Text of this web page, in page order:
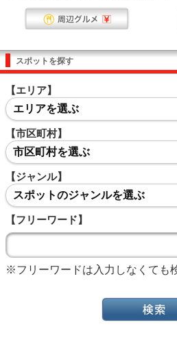
スポットを探す
【エリア】
エリアを選ぶ
【市区町村】
市区町村を選ぶ
【ジャンル】
スポットのジャンルを選ぶ
【フリーワード】
※フリーワードは入力しなくても